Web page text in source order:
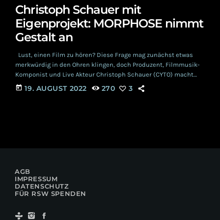
Christoph Schauer mit
Eigenprojekt: MORPHOSE nimmt
Gestalt an
Lust, einen Film zu hören? Diese Frage mag zunächst etwas
merkwürdig in den Ohren klingen, doch Produzent, Filmmusik-
Komponist und Live Akteur Christoph Schauer (CYTO) macht
genau das mit seinem Projekt MORPHOSE möglich. Grund genug
also, um euch etwas mehr über Künstler und Projekt zu
today 19. AUGUST 2022 270 3
AGB
IMPRESSUM
DATENSCHUTZ
FÜR RSW SPENDEN